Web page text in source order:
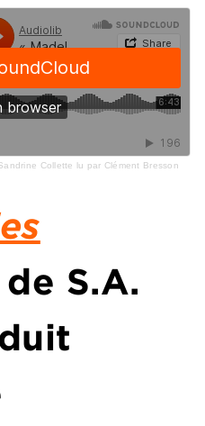
Collette lu par Clément Bresson
de S.A.